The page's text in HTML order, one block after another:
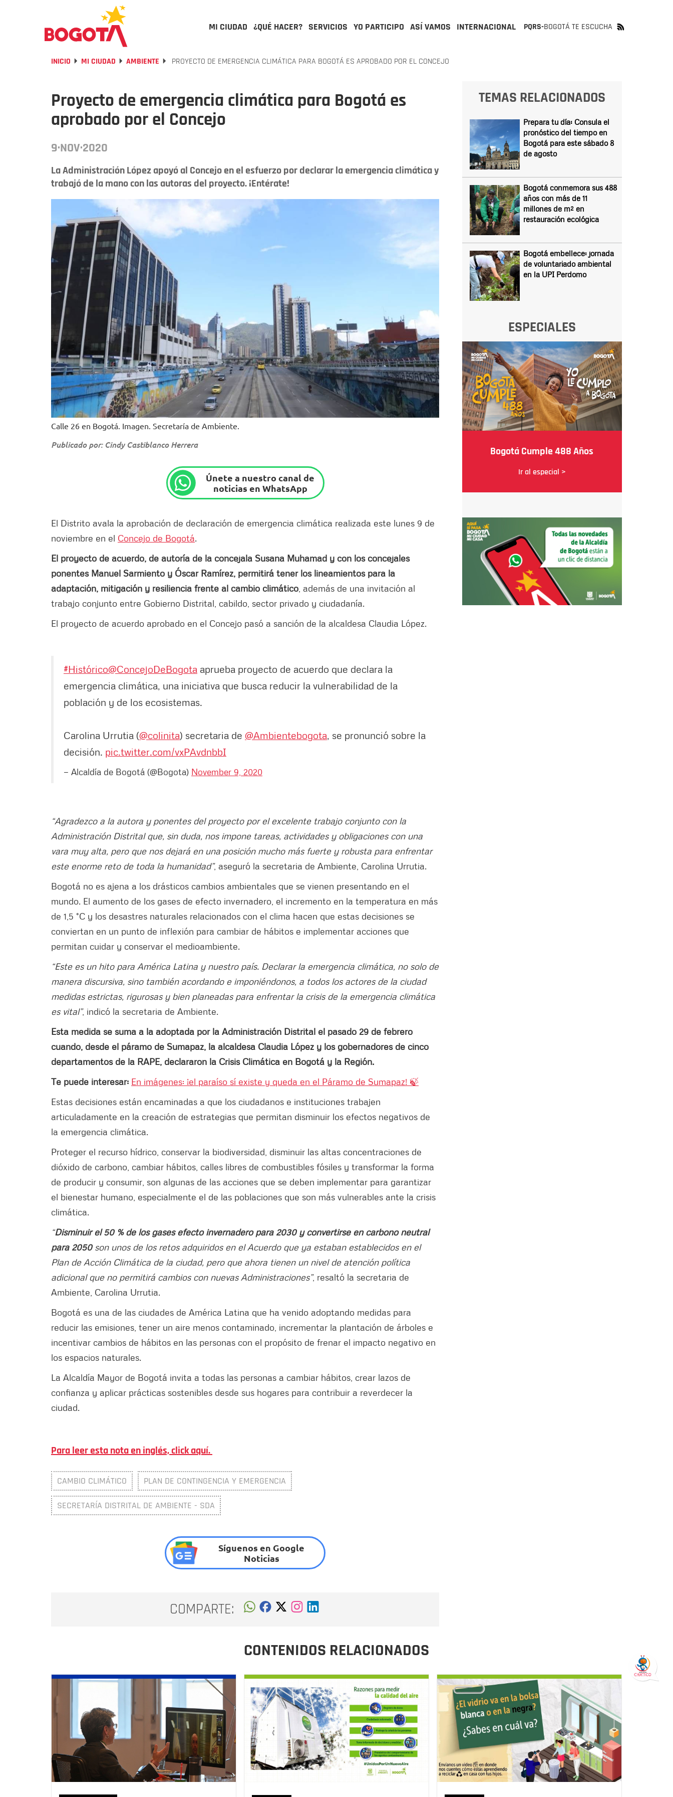
MI CIUDAD ¿QUÉ HACER? SERVICIOS YO PARTICIPO ASÍ VAMOS INTERNACIONAL PQRS-BOGOTÁ TE ESCUCHA
INICIO MI CIUDAD AMBIENTE PROYECTO DE EMERGENCIA CLIMÁTICA PARA BOGOTÁ ES APROBADO POR EL CONCEJO
Proyecto de emergencia climática para Bogotá es
aprobado por el Concejo
9·NOV·2020
La Administración López apoyó al Concejo en el esfuerzo por declarar la emergencia climática y
trabajó de la mano con las autoras del proyecto. ¡Entérate!
Calle 26 en Bogotá. Imagen. Secretaría de Ambiente.
Publicado por: Cindy Castiblanco Herrera
Únete a nuestro canal de
noticias en WhatsApp
El Distrito avala la aprobación de declaración de emergencia climática realizada este lunes 9 de
noviembre en el Concejo de Bogotá.
El proyecto de acuerdo, de autoría de la concejala Susana Muhamad y con los concejales
ponentes Manuel Sarmiento y Óscar Ramírez, permitirá tener los lineamientos para la
adaptación, mitigación y resiliencia frente al cambio climático , además de una invitación al
trabajo conjunto entre Gobierno Distrital, cabildo, sector privado y ciudadanía.
El proyecto de acuerdo aprobado en el Concejo pasó a sanción de la alcaldesa Claudia López.
#Histórico@ConcejoDeBogota aprueba proyecto de acuerdo que declara la
emergencia climática, una iniciativa que busca reducir la vulnerabilidad de la
población y de los ecosistemas.
Carolina Urrutia (@colinita) secretaria de @Ambientebogota , se pronunció sobre la
decisión. pic.twitter.com/vxPAvdnbbI
— Alcaldía de Bogotá (@Bogota) November 9, 2020
“Agradezco a la autora y ponentes del proyecto por el excelente trabajo conjunto con la
Administración Distrital que, sin duda, nos impone tareas, actividades y obligaciones con una
vara muy alta, pero que nos dejará en una posición mucho más fuerte y robusta para enfrentar
este enorme reto de toda la humanidad”, aseguró la secretaria de Ambiente, Carolina Urrutia.
Bogotá no es ajena a los drásticos cambios ambientales que se vienen presentando en el
mundo. El aumento de los gases de efecto invernadero, el incremento en la temperatura en más
de 1,5 °C y los desastres naturales relacionados con el clima hacen que estas decisiones se
conviertan en un punto de inflexión para cambiar de hábitos e implementar acciones que
permitan cuidar y conservar el medioambiente.
“Este es un hito para América Latina y nuestro país. Declarar la emergencia climática, no solo de
manera discursiva, sino también acordando e imponiéndonos, a todos los actores de la ciudad
medidas estrictas, rigurosas y bien planeadas para enfrentar la crisis de la emergencia climática
es vital”, indicó la secretaria de Ambiente.
Esta medida se suma a la adoptada por la Administración Distrital el pasado 29 de febrero
cuando, desde el páramo de Sumapaz, la alcaldesa Claudia López y los gobernadores de cinco
departamentos de la RAPE, declararon la Crisis Climática en Bogotá y la Región.
Te puede interesar: En imágenes: ¡el paraíso sí existe y queda en el Páramo de Sumapaz! 🍃
Estas decisiones están encaminadas a que los ciudadanos e instituciones trabajen
articuladamente en la creación de estrategias que permitan disminuir los efectos negativos de
la emergencia climática.
Proteger el recurso hídrico, conservar la biodiversidad, disminuir las altas concentraciones de
dióxido de carbono, cambiar hábitos, calles libres de combustibles fósiles y transformar la forma
de producir y consumir, son algunas de las acciones que se deben implementar para garantizar
el bienestar humano, especialmente el de las poblaciones que son más vulnerables ante la crisis
climática.
“Disminuir el 50 % de los gases efecto invernadero para 2030 y convertirse en carbono neutral
para 2050 son unos de los retos adquiridos en el Acuerdo que ya estaban establecidos en el
Plan de Acción Climática de la ciudad, pero que ahora tienen un nivel de atención política
adicional que no permitirá cambios con nuevas Administraciones”, resaltó la secretaria de
Ambiente, Carolina Urrutia.
Bogotá es una de las ciudades de América Latina que ha venido adoptando medidas para
reducir las emisiones, tener un aire menos contaminado, incrementar la plantación de árboles e
incentivar cambios de hábitos en las personas con el propósito de frenar el impacto negativo en
los espacios naturales.
La Alcaldía Mayor de Bogotá invita a todas las personas a cambiar hábitos, crear lazos de
confianza y aplicar prácticas sostenibles desde sus hogares para contribuir a reverdecer la
ciudad.
Para leer esta nota en inglés, click aquí.
CAMBIO CLIMÁTICO PLAN DE CONTINGENCIA Y EMERGENCIA
SECRETARÍA DISTRITAL DE AMBIENTE - SDA
Síguenos en Google
Noticias
COMPARTE:
TEMAS RELACIONADOS
Prepara tu día: Consula el
pronóstico del tiempo en
Bogotá para este sábado 8
de agosto
Bogotá conmemora sus 488
años con más de 11
millones de m² en
restauración ecológica
Bogotá embellece: jornada
de voluntariado ambiental
en la UPI Perdomo
ESPECIALES
Bogotá Cumple 488 Años
Ir al especial >
CONTENIDOS RELACIONADOS